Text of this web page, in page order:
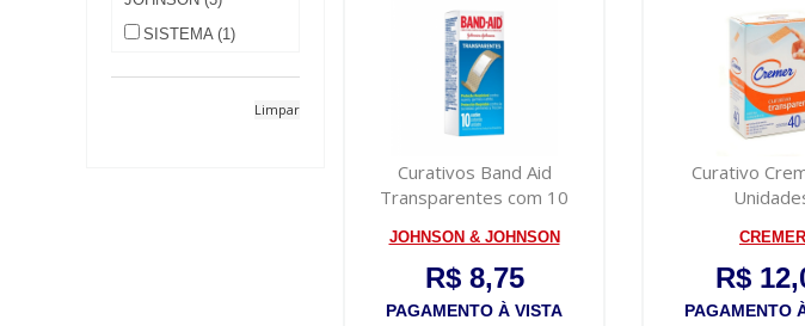
SISTEMA (1)
Limpar
Curativos Band Aid
Transparentes com 10
JOHNSON & JOHNSON
R$ 8,75
PAGAMENTO À VISTA
Curativo
CREMER
R$
PAGAMENTO